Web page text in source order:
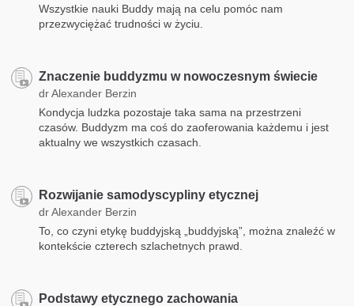
Wszystkie nauki Buddy mają na celu pomóc nam
przezwyciężać trudności w życiu.
Znaczenie buddyzmu w nowoczesnym świecie
dr Alexander Berzin
Kondycja ludzka pozostaje taka sama na przestrzeni
czasów. Buddyzm ma coś do zaoferowania każdemu i jest
aktualny we wszystkich czasach.
Rozwijanie samodyscypliny etycznej
dr Alexander Berzin
To, co czyni etykę buddyjską „buddyjską”, można znaleźć w
kontekście czterech szlachetnych prawd.
Podstawy etycznego zachowania